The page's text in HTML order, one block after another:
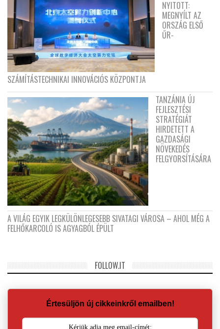
NYITOTT:
MEGNYÍLT AZ
ORSZÁG ELSŐ
ŰR-
SZÁMÍTÁSTECHNIKAI INNOVÁCIÓS KÖZPONTJA
TANZÁNIA ÚJ
FEJLESZTÉSI
STRATÉGIÁT
HIRDETETT A
GAZDASÁGI
NÖVEKEDÉS
FELGYORSÍTÁSÁRA
A VILÁG EGYIK LEGKÜLÖNLEGESEBB SIVATAGI VÁROSA – AHOL MÉG A
FELHŐKARCOLÓ IS AGYAGBÓL ÉPÜLT
FOLLOW.IT
Értesüljön új cikkeinkről emailben!